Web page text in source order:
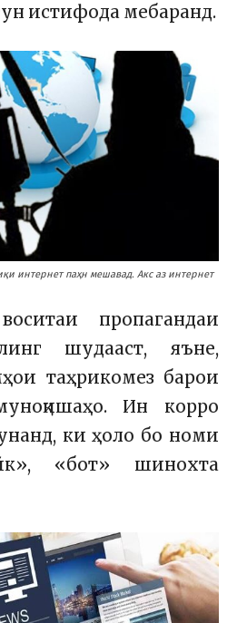
истифода мебаранд.
интернет паҳн мешавад. Акс аз интернет
пропагандаи
шудааст, яъне,
таҳрикомез барои
Ин корро
ки ҳоло бо номи
«бот» шинохта